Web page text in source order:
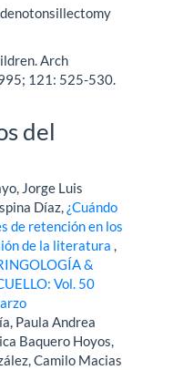
Arch
121: 525-530.
del
Jorge Luis
Díaz, ¿Cuándo
de retención en los
de la literatura,
&
Vol. 50
Paula Andrea
Baquero Hoyos,
Camilo Macias